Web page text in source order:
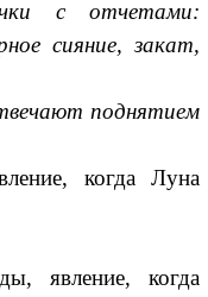
с отчетами:
сияние, закат,
поднятием
когда Луна
явление, когда